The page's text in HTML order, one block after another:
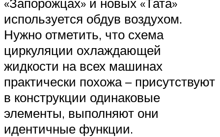
используется обдув воздухом.
Нужно отметить, что схема
циркуляции охлаждающей
жидкости на всех машинах
практически похожа – присутствуют
в конструкции одинаковые
элементы, выполняют они
идентичные функции.